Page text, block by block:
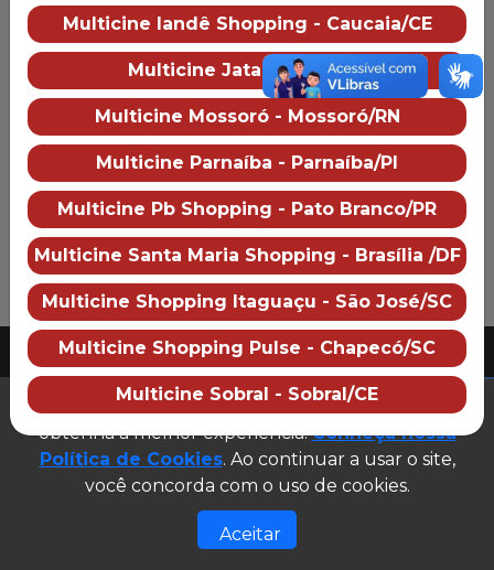
Mais informações
Multicine Brasil Center Shopping
Sobre o cinema
Como chegar
Preço dos ingressos
2026 Multicine cinemas
CNPJ: 07.609.246/0007-08
Desenvolvido e gerenciado por
Site público v1.0.0
Multicine Iandê Shopping - Caucaia/CE
Multicine Jataí - Jataí/GO
Multicine Mossoró - Mossoró/RN
Multicine Parnaíba - Parnaíba/PI
Multicine Pb Shopping - Pato Branco/PR
Multicine Santa Maria Shopping - Brasília /DF
Multicine Shopping Itaguaçu - São José/SC
Multicine Shopping Pulse - Chapecó/SC
Multicine Sobral - Sobral/CE
Este site utiliza cookies para garantir que você
obtenha a melhor experiência.Conheça nossa
Política de Cookies. Ao continuar a usar o site,
você concorda com o uso de cookies.
Aceitar